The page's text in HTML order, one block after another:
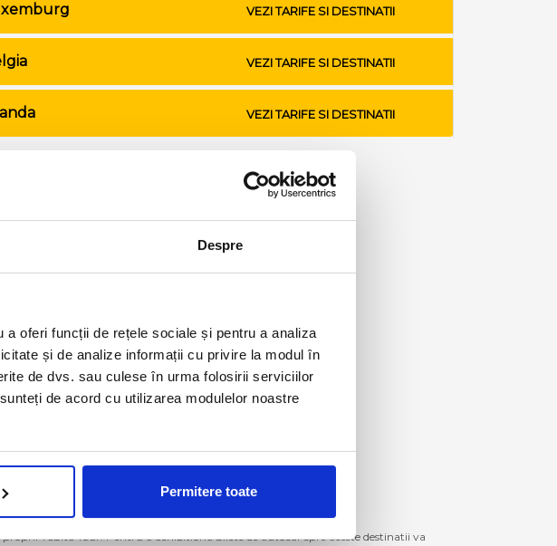
Despre
oferi funcții de rețele sociale și pentru a analiza
și de analize informații cu privire la modul în
de dvs. sau culese în urma folosirii serviciilor
de acord cu utilizarea modulelor noastre
Permitere toate
VEZI TARIFE SI DESTINATII
VEZI TARIFE SI DESTINATII
VEZI TARIFE SI DESTINATII
Tabita Tour. Pentru a achizitiona bilete de autocar spre aceste destinatii va